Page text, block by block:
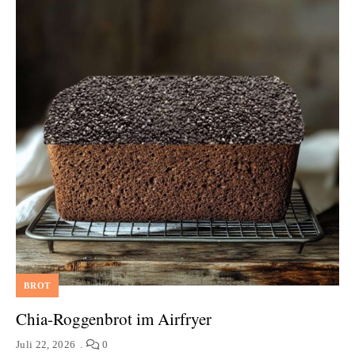
BROT
Chia-Roggenbrot im Airfryer
Juli 22, 2026 0